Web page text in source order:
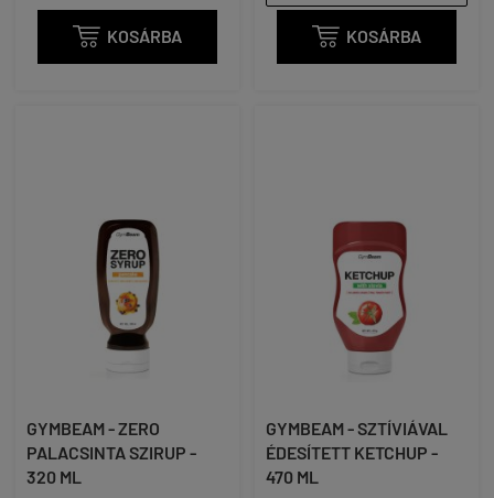
 KOSÁRBA  KOSÁRBA
GYMBEAM - ZERO
PALACSINTA SZIRUP -
320 ML
GYMBEAM - SZTÍVIÁVAL
ÉDESÍTETT KETCHUP -
470 ML